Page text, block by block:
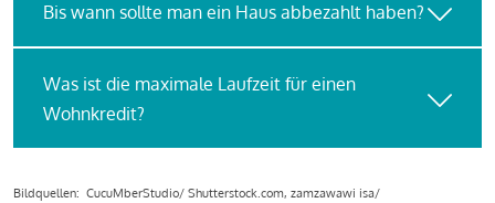
Bis wann sollte man ein Haus abbezahlt haben?
Was ist die maximale Laufzeit für einen
Wohnkredit?
Bildquellen: CucuMberStudio/ Shutterstock.com, zamzawawi isa/